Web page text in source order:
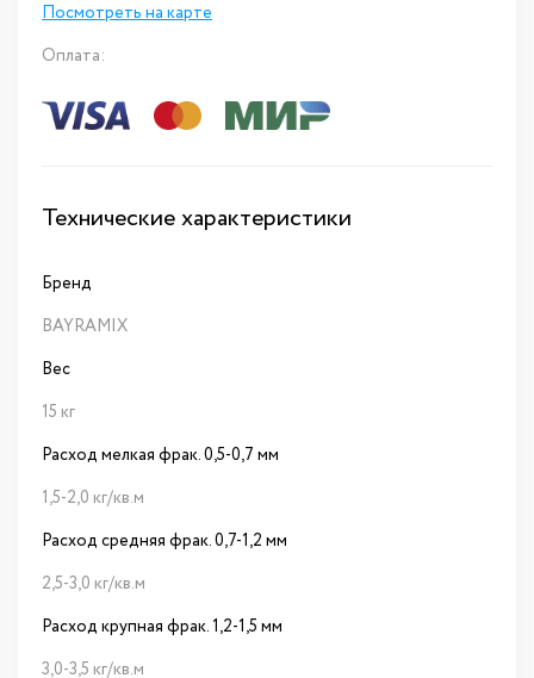
Посмотреть на карте
Оплата:
Технические характеристики
Бренд
BAYRAMIX
Вес
15 кг
Расход мелкая фрак. 0,5-0,7 мм
1,5-2,0 кг/кв.м
Расход средняя фрак. 0,7-1,2 мм
2,5-3,0 кг/кв.м
Расход крупная фрак. 1,2-1,5 мм
3,0-3,5 кг/кв.м